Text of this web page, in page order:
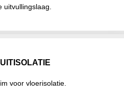
uitvullingslaag.
voor vloerisolatie.